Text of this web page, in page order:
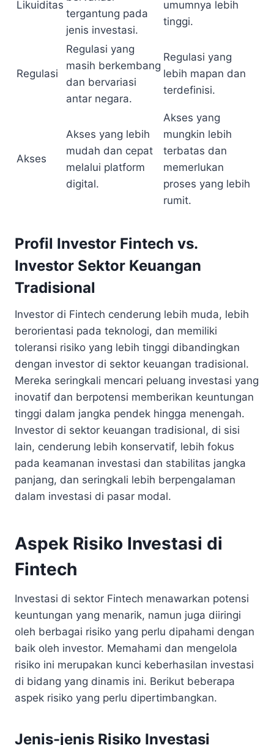
Likuiditas
tergantung pada
jenis investasi.
umumnya lebih
tinggi.
Regulasi
Regulasi yang
masih berkembang
dan bervariasi
antar negara.
Regulasi yang
lebih mapan dan
terdefinisi.
Akses
Akses yang lebih
mudah dan cepat
melalui platform
digital.
Akses yang
mungkin lebih
terbatas dan
memerlukan
proses yang lebih
rumit.
Profil Investor Fintech vs.
Investor Sektor Keuangan
Tradisional
Investor di Fintech cenderung lebih muda, lebih
berorientasi pada teknologi, dan memiliki
toleransi risiko yang lebih tinggi dibandingkan
dengan investor di sektor keuangan tradisional.
Mereka seringkali mencari peluang investasi yang
inovatif dan berpotensi memberikan keuntungan
tinggi dalam jangka pendek hingga menengah.
Investor di sektor keuangan tradisional, di sisi
lain, cenderung lebih konservatif, lebih fokus
pada keamanan investasi dan stabilitas jangka
panjang, dan seringkali lebih berpengalaman
dalam investasi di pasar modal.
Aspek Risiko Investasi di
Fintech
Investasi di sektor Fintech menawarkan potensi
keuntungan yang menarik, namun juga diiringi
oleh berbagai risiko yang perlu dipahami dengan
baik oleh investor. Memahami dan mengelola
risiko ini merupakan kunci keberhasilan investasi
di bidang yang dinamis ini. Berikut beberapa
aspek risiko yang perlu dipertimbangkan.
Jenis-jenis Risiko Investasi